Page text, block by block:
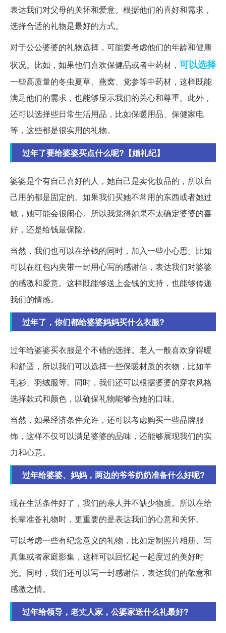
表达我们对父母的关怀和爱意。根据他们的喜好和需求，
选择合适的礼物是最好的方式。
对于公公婆婆的礼物选择，可能要考虑他们的年龄和健康
状况。比如，如果他们喜欢保健品或者中药材， 可以选择
一些高质量的冬虫夏草、燕窝、党参等中药材，这样既能
满足他们的需求，也能够显示我们的关心和尊重。此外，
还可以选择些日常生活用品，比如保暖用品、保健家电
等，这些都是很实用的礼物。
过年了要给婆婆买点什么呢?【婚礼纪】
婆婆是个有自己喜好的人，她自己是卖化妆品的，所以自
己用的都是固定的。如果我们买她不常用的东西或者她过
敏，她可能会很闹心。所以我觉得如果不太确定婆婆的喜
好，还是给钱最保险。
当然，我们也可以在给钱的同时，加入一些小心思。比如
可以在红包内夹带一封用心写的感谢信，表达我们对婆婆
的感激和爱意。这样既能够送上金钱的支持，也能够传递
我们的情感。
过年了，你们都给婆婆妈妈买什么衣服?
过年给婆婆买衣服是个不错的选择。老人一般喜欢穿得暖
和舒适，所以我们可以选择一些保暖材质的衣物，比如羊
毛衫、羽绒服等。同时，我们还可以根据婆婆的穿衣风格
选择款式和颜色，以确保礼物能够合她的口味。
当然，如果经济条件允许，还可以考虑购买一些品牌服
饰，这样不仅可以满足婆婆的品味，还能够展现我们的实
力和心意。
过年给婆婆、妈妈，两边的爷爷奶奶准备什么好呢?
现在生活条件好了，我们的亲人并不缺少物质。所以在给
长辈准备礼物时，更重要的是表达我们的心意和关怀。
可以考虑一些有纪念意义的礼物，比如定制照片相册、写
真集或者家庭影集，这样可以回忆起一起度过的美好时
光。同时，我们还可以写一封感谢信，表达我们的敬意和
感激之情。
过年给领导，老丈人家，公婆家送什么礼最好?